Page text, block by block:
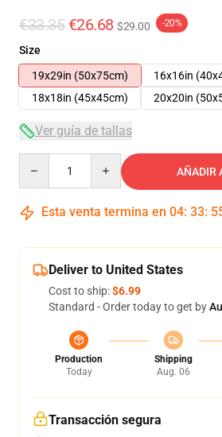
€33.35 €26.68 $29.00 -20%
Size
19x29in (50x75cm)
16x16in
18x18in (45x45cm)
20x20in
Ver guía de tallas
AÑADIR
Esta venta termina en 04: 33:
Deliver to United States
Cost to ship:$6.99
Standard - Order today to get by
Production
Today
Shipping
Aug. 06
Transacción segura